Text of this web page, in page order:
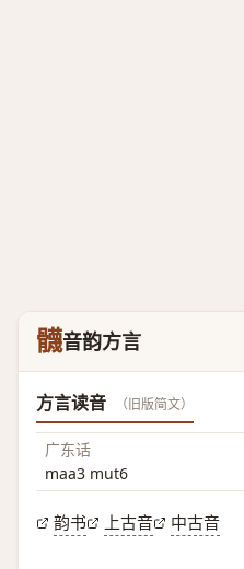
䯦音韵方言
方言读音 （旧版简文）
广东话
maa3 mut6
韵书 上古音 中古音